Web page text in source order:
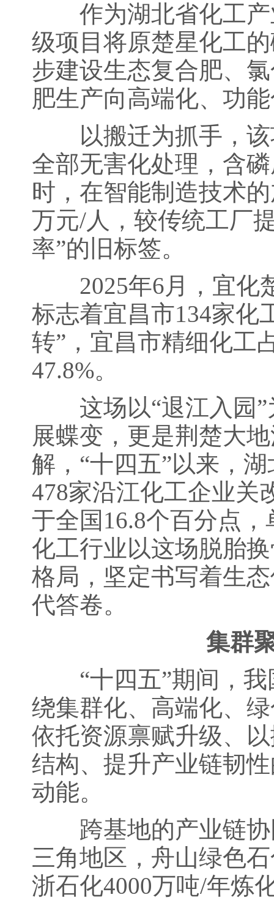
作为湖北省化工产
级项目将原楚星化工
步建设生态复合肥、
肥生产向高端化、功
以搬迁为抓手，该
全部无害化处理，含
时，在智能制造技术
万元/人，较传统工厂
率”的旧标签。
2025年6月，宜化
标志着宜昌市134家化
转”，宜昌市精细化工
47.8%。
这场以“退江入园”
展蝶变，更是荆楚大
解，“十四五”以来，
478家沿江化工企业关
于全国16.8个百分点
化工行业以这场脱胎
格局，坚定书写着生
代答卷。
集群
“十四五”期间，我
绕集群化、高端化、
依托资源禀赋升级、
结构、提升产业链韧
动能。
跨基地的产业链协
三角地区，舟山绿色
浙石化4000万吨/年炼